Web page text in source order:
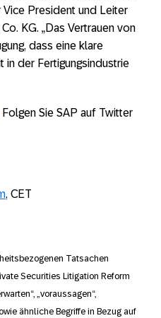
Vice President und Leiter
KG. „Das Vertrauen von
dass eine klare
in der Fertigungsindustrie
Folgen Sie SAP auf Twitter
, CET
Tatsachen
Securities Litigation Reform
„voraussagen“,
ähnliche Begriffe in Bezug auf